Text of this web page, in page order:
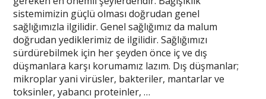
sistemimizin güçlü olması doğrudan genel
sağlığımızla ilgilidir. Genel sağlığımız da malum
doğrudan yediklerimiz de ilgilidir. Sağlığımızı
sürdürebilmek için her şeyden önce iç ve dış
düşmanlara karşı korumamız lazım. Dış düşmanlar;
mikroplar yani virüsler, bakteriler, mantarlar ve
toksinler, yabancı proteinler, …